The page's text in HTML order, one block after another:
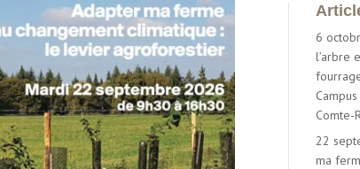
6
l’arbre
Comte-
22
ma